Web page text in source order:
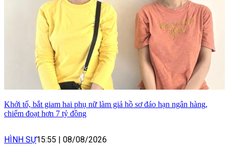
Khởi tố, bắt giam hai phụ nữ làm giả hồ sơ đáo hạn ngân hàng,
chiếm đoạt hơn 7 tỷ đồng
HÌNH SỰ15:55 08/08/2026